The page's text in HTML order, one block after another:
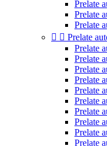
Prelate
Prelate
Prelate
  Prelate
Prelate
Prelate
Prelate
Prelate
Prelate
Prelate
Prelate
Prelate
Prelate
Prelate